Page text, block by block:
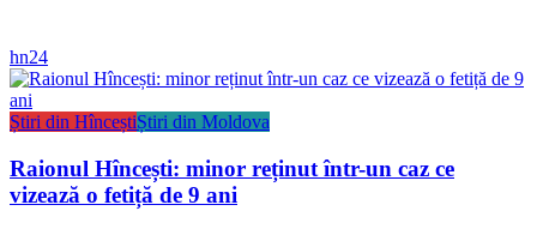
hn24
Știri din HînceștiȘtiri din Moldova
Raionul Hîncești: minor reținut într-un caz ce
vizează o fetiță de 9 ani